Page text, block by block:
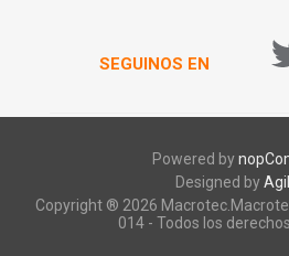
SEGUINOS EN
Powered by
Designed by
Copyright ® 2026
014 - Todos los